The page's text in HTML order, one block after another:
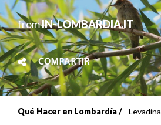
fromIN-LOMBARDIA.IT
COMPARTIR
Qué Hacer en Lombardía Levadina